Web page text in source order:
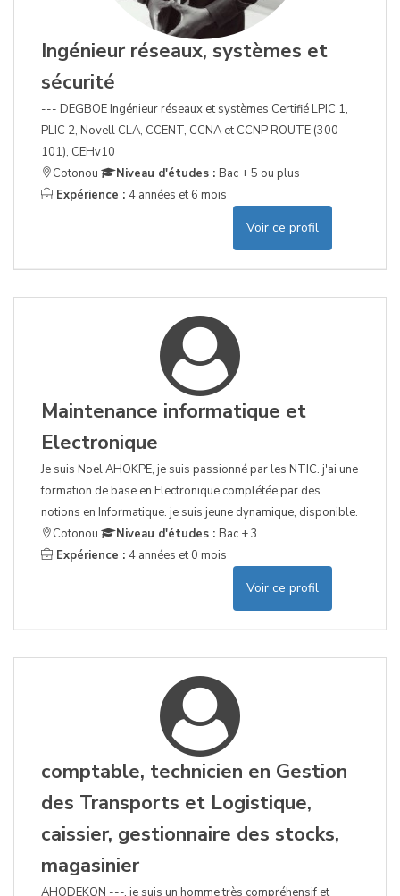
Ingénieur réseaux, systèmes et
sécurité
--- DEGBOE Ingénieur réseaux et systèmes Certifié LPIC 1,
PLIC 2, Novell CLA, CCENT, CCNA et CCNP ROUTE (300-
101), CEHv10
Cotonou
Niveau d'études : Bac + 5 ou plus
Expérience : 4 années et 6 mois
Voir ce profil
Maintenance informatique et
Electronique
Je suis Noel AHOKPE, je suis passionné par les NTIC. j'ai une
formation de base en Electronique complétée par des
notions en Informatique. je suis jeune dynamique, disponible.
Cotonou
Niveau d'études : Bac + 3
Expérience : 4 années et 0 mois
Voir ce profil
comptable, technicien en Gestion
des Transports et Logistique,
caissier, gestionnaire des stocks,
magasinier
AHODEKON ---, je suis un homme très compréhensif et